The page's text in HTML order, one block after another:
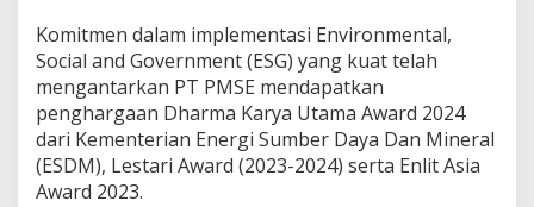
Komitmen dalam implementasi Environmental,
Social and Government (ESG) yang kuat telah
mengantarkan PT PMSE mendapatkan
penghargaan Dharma Karya Utama Award 2024
dari Kementerian Energi Sumber Daya Dan Mineral
(ESDM), Lestari Award (2023-2024) serta Enlit Asia
Award 2023.